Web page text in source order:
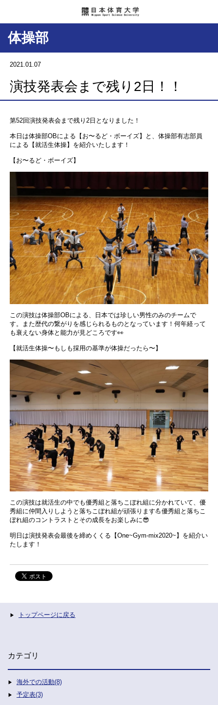
体操部
2021.01.07
演技発表会まで残り2日！！
第52回演技発表会まで残り2日となりました！
本日は体操部OBによる【お〜るど・ボーイズ】と、体操部有志部員
による【就活生体操】を紹介いたします！
【お〜るど・ボーイズ】
この演技は体操部OBによる、日本では珍しい男性のみのチームで
す。また歴代の繋がりを感じられるものとなっています！何年経って
も衰えない身体と能力が見どころです👀
【就活生体操〜もしも採用の基準が体操だったら〜】
この演技は就活生の中でも優秀組と落ちこぼれ組に分かれていて、優
秀組に仲間入りしようと落ちこぼれ組が頑張ります💪優秀組と落ちこ
ぼれ組のコントラストとその成長をお楽しみに😎
明日は演技発表会最後を締めくくる【One~Gym-mix2020~】を紹介い
たします！
トップページに戻る
カテゴリ
海外での活動(8)
予定表(3)